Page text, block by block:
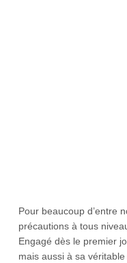
Pour beaucoup d’entre
précautions à tous
Engagé dès le premier
mais aussi à sa